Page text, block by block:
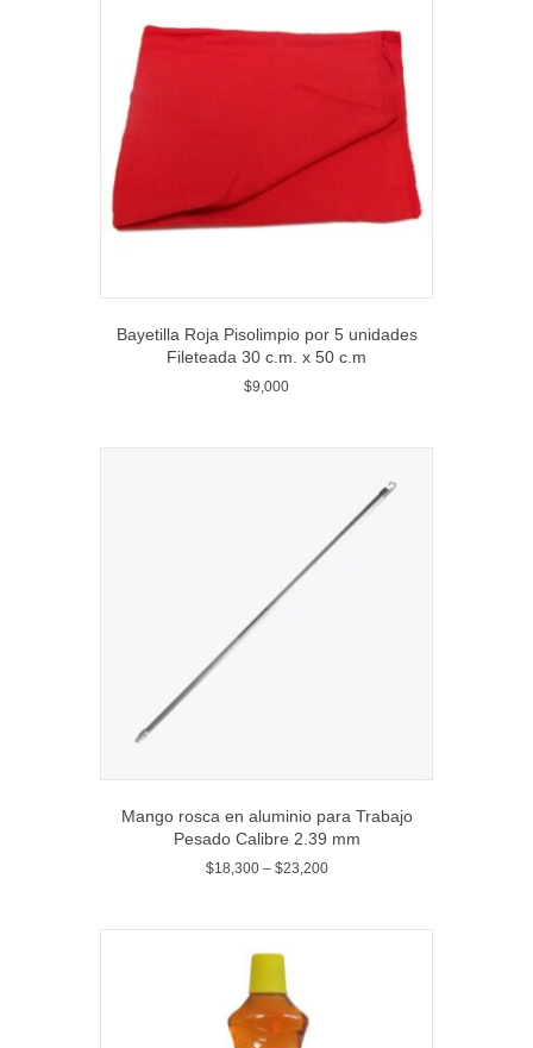
Bayetilla Roja Pisolimpio por 5 unidades
Fileteada 30 c.m. x 50 c.m
$9,000
Mango rosca en aluminio para Trabajo
Pesado Calibre 2.39 mm
$18,300– $23,200